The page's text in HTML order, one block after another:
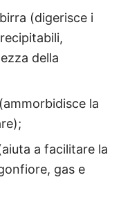
(digerisce i
della
la
a facilitare la
gas e